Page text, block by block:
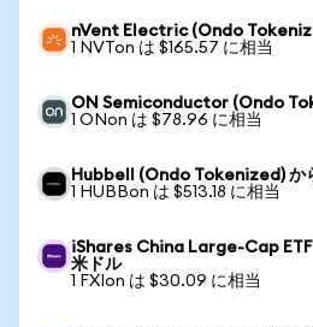
nVent Electric (Ondo
1 NVTon は $165.57 に相当
ON Semiconductor (Ondo
1 ONon は $78.96 に相当
Hubbell (Ondo Tokenized) か
1 HUBBon は $513.18 に相当
iShares China Large-Cap
米ドル
1 FXIon は $30.09 に相当